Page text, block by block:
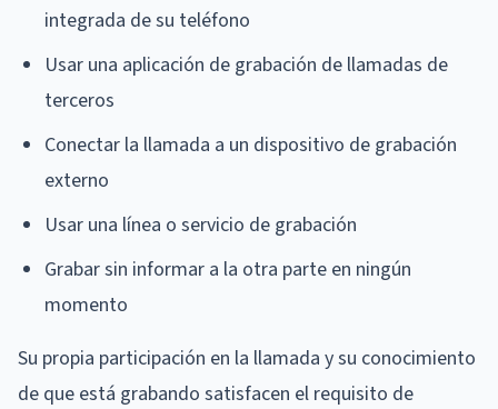
integrada de su teléfono
Usar una aplicación de grabación de llamadas de
terceros
Conectar la llamada a un dispositivo de grabación
externo
Usar una línea o servicio de grabación
Grabar sin informar a la otra parte en ningún
momento
Su propia participación en la llamada y su conocimiento
de que está grabando satisfacen el requisito de